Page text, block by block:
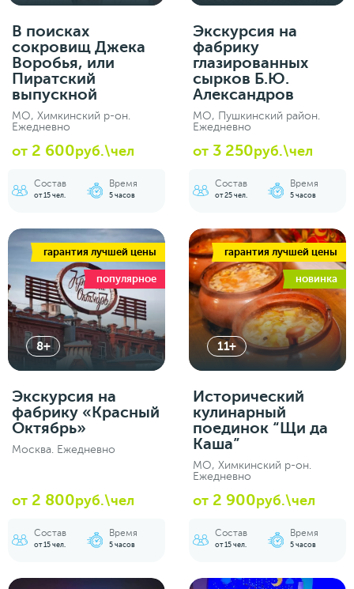
В поисках
сокровищ Джека
Воробья, или
Пиратский
выпускной
МО, Химкинский р-он.
Ежедневно
от 2 600руб.\чел
Состав
от 15 чел.
Время
5 часов
Экскурсия на
фабрику
глазированных
сырков Б.Ю.
Александров
МО, Пушкинский район.
Ежедневно
от 3 250руб.\чел
Состав
от 25 чел.
Время
5 часов
гарантия лучшей цены
популярное
8+
Экскурсия на
фабрику «Красный
Октябрь»
Москва. Ежедневно
от 2 800руб.\чел
Состав
от 15 чел.
Время
5 часов
гарантия лучшей цены
новинка
11+
Исторический
кулинарный
поединок “Щи да
Каша”
МО, Химкинский р-он.
Ежедневно
от 2 900руб.\чел
Состав
от 15 чел.
Время
5 часов